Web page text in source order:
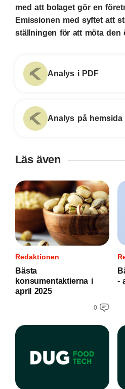
med att bolaget gör en
Emissionen med syftet att
ställningen för att möta den
Analys i PDF
Analys på hemsida
Läs även
Redaktionen
Bästa
konsumentaktierna i
april 2025
0
-